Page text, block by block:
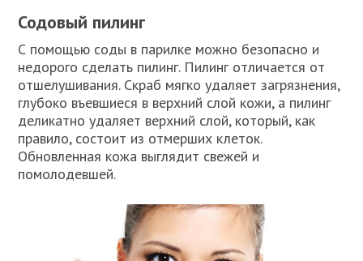
Содовый пилинг
С помощью соды в парилке можно безопасно и
недорого сделать пилинг. Пилинг отличается от
отшелушивания. Скраб мягко удаляет загрязнения,
глубоко въевшиеся в верхний слой кожи, а пилинг
деликатно удаляет верхний слой, который, как
правило, состоит из отмерших клеток.
Обновленная кожа выглядит свежей и
помолодевшей.